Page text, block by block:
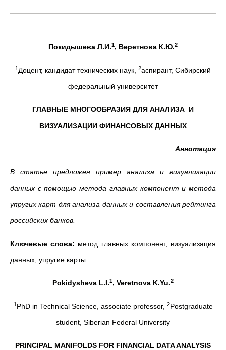
Покидышева Л.И.1, Веретнова К.Ю.2
1 Доцент, кандидат технических наук, 2аспирант, Сибирский
федеральный университет
ГЛАВНЫЕ МНОГООБРАЗИЯ ДЛЯ АНАЛИЗА И
ВИЗУАЛИЗАЦИИ ФИНАНСОВЫХ ДАННЫХ
Аннотация
В статье предложен пример анализа и визуализации
данных с помощью метода главных компонент и метода
упругих карт для анализа данных и составления рейтинга
российских банков.
Ключевые слова: метод главных компонент, визуализация
данных, упругие карты.
Pokidysheva L.I.1, Veretnova K.Yu.2
1PhD in Technical Science, associate professor, 2Postgraduate
student, Siberian Federal University
PRINCIPAL MANIFOLDS FOR FINANCIAL DATA ANALYSIS